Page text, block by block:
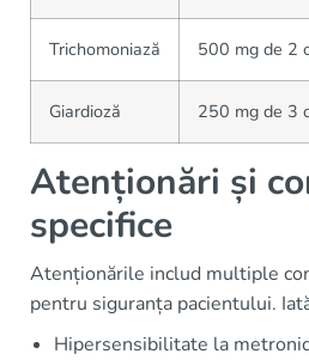
Trichomoniază 500 mg de 2
Giardioză 250 mg de 3
Atenționări și
specifice
Atenționările includ multiple
pentru siguranța pacientului.
Hipersensibilitate la